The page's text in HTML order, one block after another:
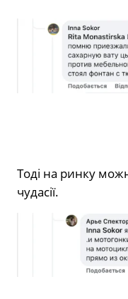
Тоді на ринку
чудасії.